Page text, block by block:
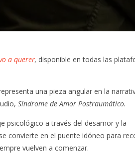
a querer, disponible en todas las
una pieza angular en la
Síndrome de Amor Postraumático.
psicológico a través del desamor y la
convierte en el puente idóneo para
vuelven a comenzar.